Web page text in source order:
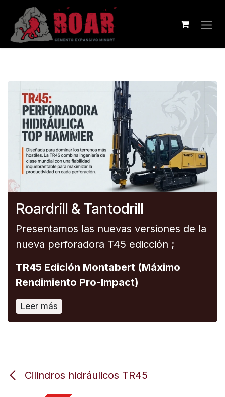
Ir al contenido
Roardrill & Tantodrill
Presentamos las nuevas versiones de la
nueva perforadora T45 edicción ;
TR45 Edición Montabert (Máximo
Rendimiento Pro-Impact)
Leer más
Cilindros hidráulicos TR45